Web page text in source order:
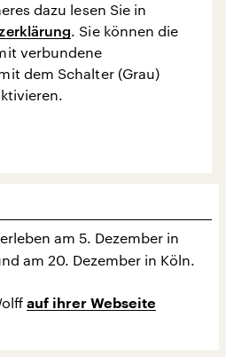
dazu lesen Sie in
. Sie können die
verbundene
dem Schalter (Grau)
am 5. Dezember in
am 20. Dezember in Köln.
auf ihrer Webseite